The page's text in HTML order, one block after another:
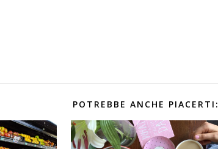
POTREBBE ANCHE PIACERTI: